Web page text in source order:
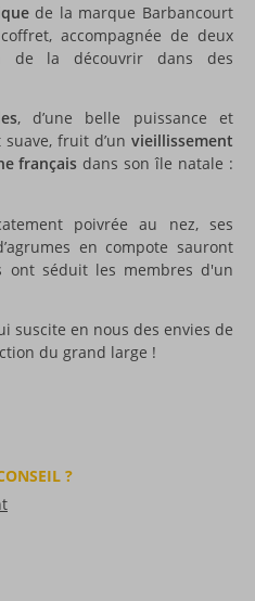
de la marque Barbancourt
accompagnée de deux
de la découvrir dans des
, d’une belle puissance et
fruit d’un vieillissement
français dans son île natale :
poivrée au nez, ses
en compote sauront
ont séduit les membres d'un
suscite en nous des envies de
du grand large !
?